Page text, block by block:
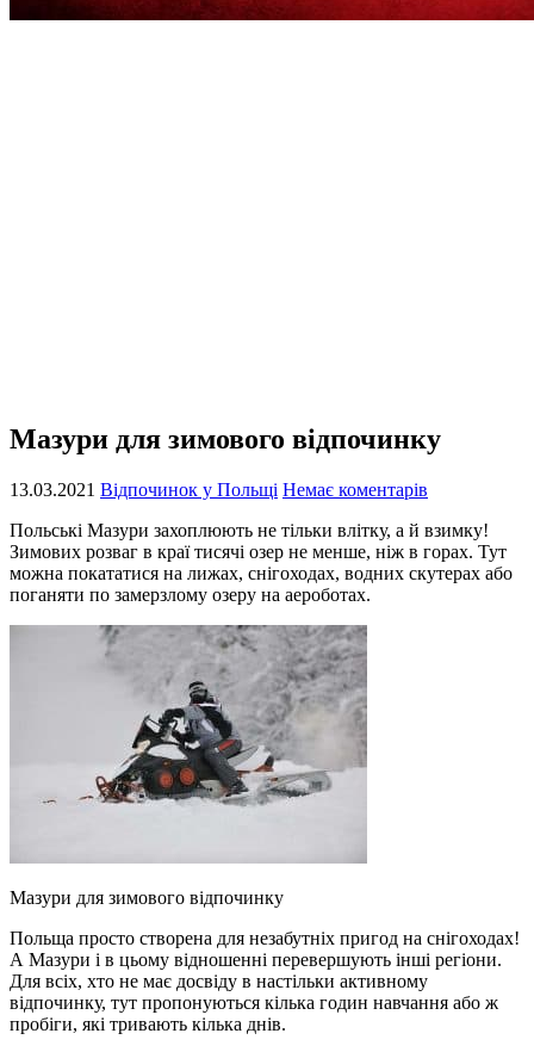
Мазури для зимового відпочинку
13.03.2021 Відпочинок у Польщі Немає коментарів
Польські Мазури захоплюють не тільки влітку, а й взимку!
Зимових розваг в краї тисячі озер не менше, ніж в горах. Тут
можна покататися на лижах, снігоходах, водних скутерах або
поганяти по замерзлому озеру на аероботах.
Мазури для зимового відпочинку
Польща просто створена для незабутніх пригод на снігоходах!
А Мазури і в цьому відношенні перевершують інші регіони.
Для всіх, хто не має досвіду в настільки активному
відпочинку, тут пропонуються кілька годин навчання або ж
пробіги, які тривають кілька днів.